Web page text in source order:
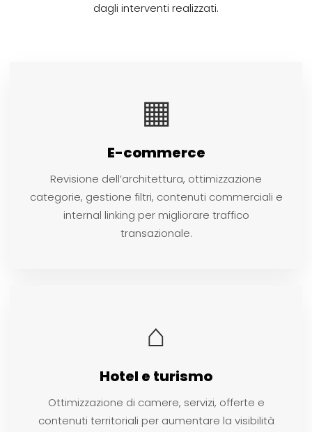
dagli interventi realizzati.
▦
E-commerce
Revisione dell’architettura, ottimizzazione
categorie, gestione filtri, contenuti commerciali e
internal linking per migliorare traffico
transazionale.
⌂
Hotel e turismo
Ottimizzazione di camere, servizi, offerte e
contenuti territoriali per aumentare la visibilità